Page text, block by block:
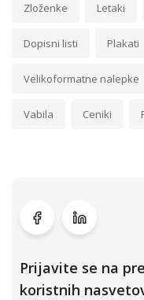
Zloženke Letaki
Dopisni listi Plakati
Velikoformatne nalepke
Vabila Ceniki
Prijavite se na
koristnih